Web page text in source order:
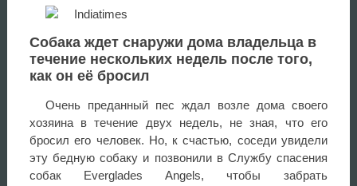
Собака ждет снаружи дома владельца в
течение нескольких недель после того,
как он её бросил
Очень преданный пес ждал возле дома своего
хозяина в течение двух недель, не зная, что его
бросил его человек. Но, к счастью, соседи увидели
эту бедную собаку и позвонили в Службу спасения
собак Everglades Angels, чтобы забрать